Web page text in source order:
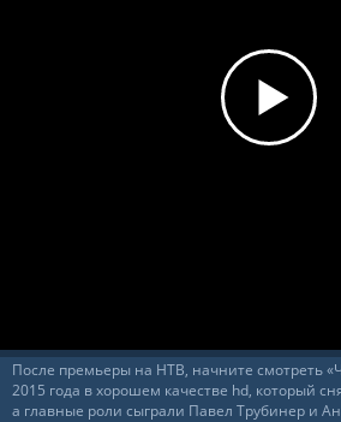
После премьеры на НТВ, начните смотреть
2015 года в хорошем качестве hd, который
а главные роли сыграли Павел Трубинер и